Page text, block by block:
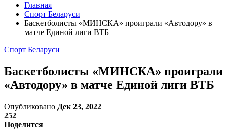
Главная
Спорт Беларуси
Баскетболисты «МИНСКА» проиграли «Автодору» в
матче Единой лиги ВТБ
Спорт Беларуси
Баскетболисты «МИНСКА» проиграли
«Автодору» в матче Единой лиги ВТБ
Опубликовано Дек 23, 2022
252
Поделится